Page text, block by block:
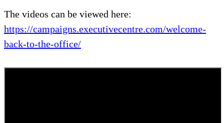
The videos can be viewed here:
https://campaigns.executivecentre.com/welcome-
back-to-the-office/